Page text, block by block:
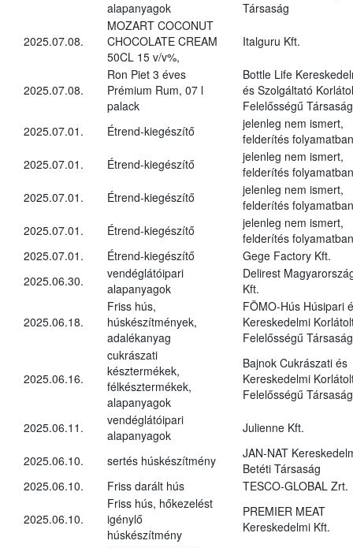
alapanyagok
Társaság
2025.07.08.
MOZART COCONUT
CHOCOLATE CREAM
50CL 15 v/v%,
Italguru Kft.
2025.07.08.
Ron Piet 3 éves
Prémium Rum, 07 l
palack
Bottle Life
és Szolgáltató
Felelősségű Társaság
2025.07.01.
Étrend-kiegészítő
jelenleg nem ismert,
felderítés folyamatban
2025.07.01.
Étrend-kiegészítő
jelenleg nem ismert,
felderítés folyamatban
2025.07.01.
Étrend-kiegészítő
jelenleg nem ismert,
felderítés folyamatban
2025.07.01.
Étrend-kiegészítő
jelenleg nem ismert,
felderítés folyamatban
2025.07.01.
Étrend-kiegészítő
Gege Factory Kft.
2025.06.30.
vendéglátóipari
alapanyagok
Delirest
Kft.
2025.06.18.
Friss hús,
húskészítmények,
adalékanyag
FÖMO-Hús Húsipari
Kereskedelmi
Felelősségű Társaság
2025.06.16.
cukrászati
késztermékek,
félkésztermékek,
alapanyagok
Bajnok Cukrászati és
Kereskedelmi
Felelősségű Társaság
2025.06.11.
vendéglátóipari
alapanyagok
Julienne Kft.
2025.06.10. sertés húskészítmény
JAN-NAT
Betéti Társaság
2025.06.10.
Friss darált hús TESCO-GLOBAL Zrt.
2025.06.10.
Friss hús, hőkezelést
igénylő
húskészítmény
PREMIER MEAT
Kereskedelmi Kft.